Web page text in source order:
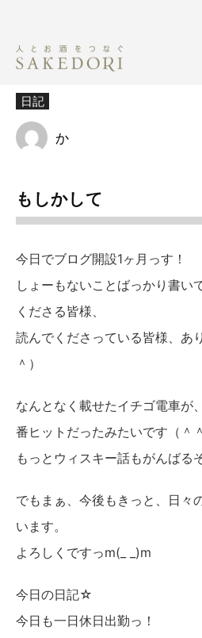
日記
か
もしかして
今日でブログ開設1ヶ月っす！
しょーもないことばっかり書い
くださる皆様、
読んでくださっている皆様、あ
＾）
なんとなく載せたイチゴ電車が
番ヒットだったみたいです（＾
もっとウィスキー話もがんばるぞ
でもまぁ、今後もきっと、日々
います。
よろしくですっm(_ _)m
今日の日記☆
今日も一日休日出勤っ！